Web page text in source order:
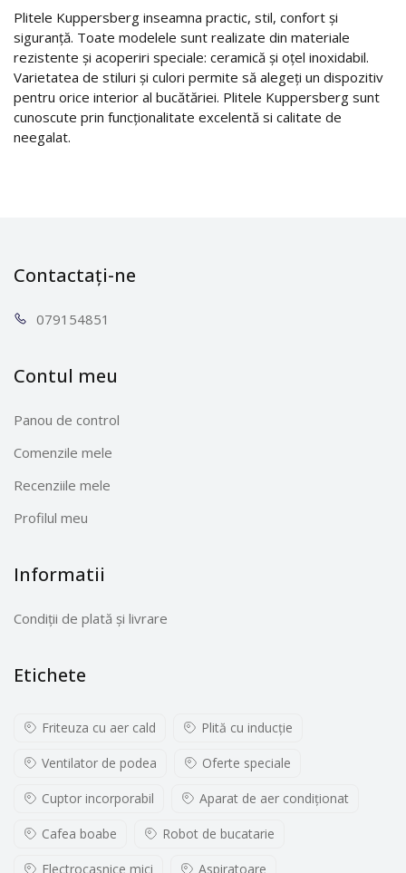
Plitele Kuppersberg inseamna practic, stil, confort și
siguranță. Toate modelele sunt realizate din materiale
rezistente și acoperiri speciale: ceramică și oțel inoxidabil.
Varietatea de stiluri și culori permite să alegeți un dispozitiv
pentru orice interior al bucătăriei. Plitele Kuppersberg sunt
cunoscute prin funcționalitate excelentă si calitate de
neegalat.
Contactați-ne
0791 54851
Contul meu
Panou de control
Comenzile mele
Recenziile mele
Profilul meu
Informatii
Condiții de plată și livrare
Etichete
Friteuza cu aer cald Plită cu inducţie
Ventilator de podea Oferte speciale
Cuptor incorporabil Aparat de aer condiționat
Cafea boabe Robot de bucatarie
Electrocasnice mici Aspiratoare